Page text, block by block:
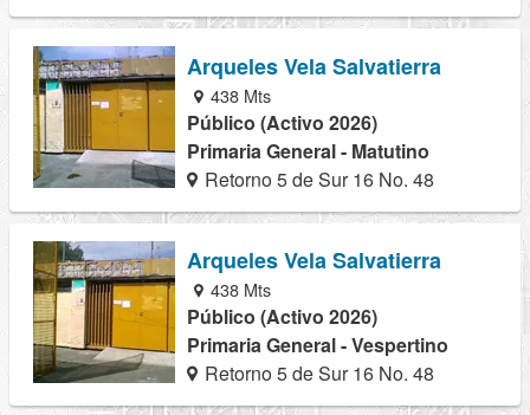
Arqueles Vela Salvatierra
438 Mts
Público (Activo 2026)
Primaria General - Matutino
Retorno 5 de Sur 16 No. 48
Arqueles Vela Salvatierra
438 Mts
Público (Activo 2026)
Primaria General - Vespertino
Retorno 5 de Sur 16 No. 48